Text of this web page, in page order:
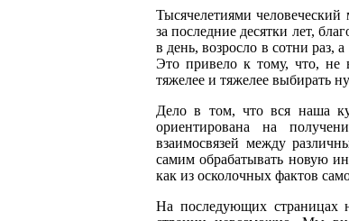
Тысячелетиями
за последние десятки лет,
в день, возросло в сотни раз,
Это привело к тому, что, не
тяжелее и тяжелее выбирать
Дело в том, что вся наша
ориентирована на
взаимосвязей между
самим обрабатывать новую
как из осколочных фактов
На последующих страницах